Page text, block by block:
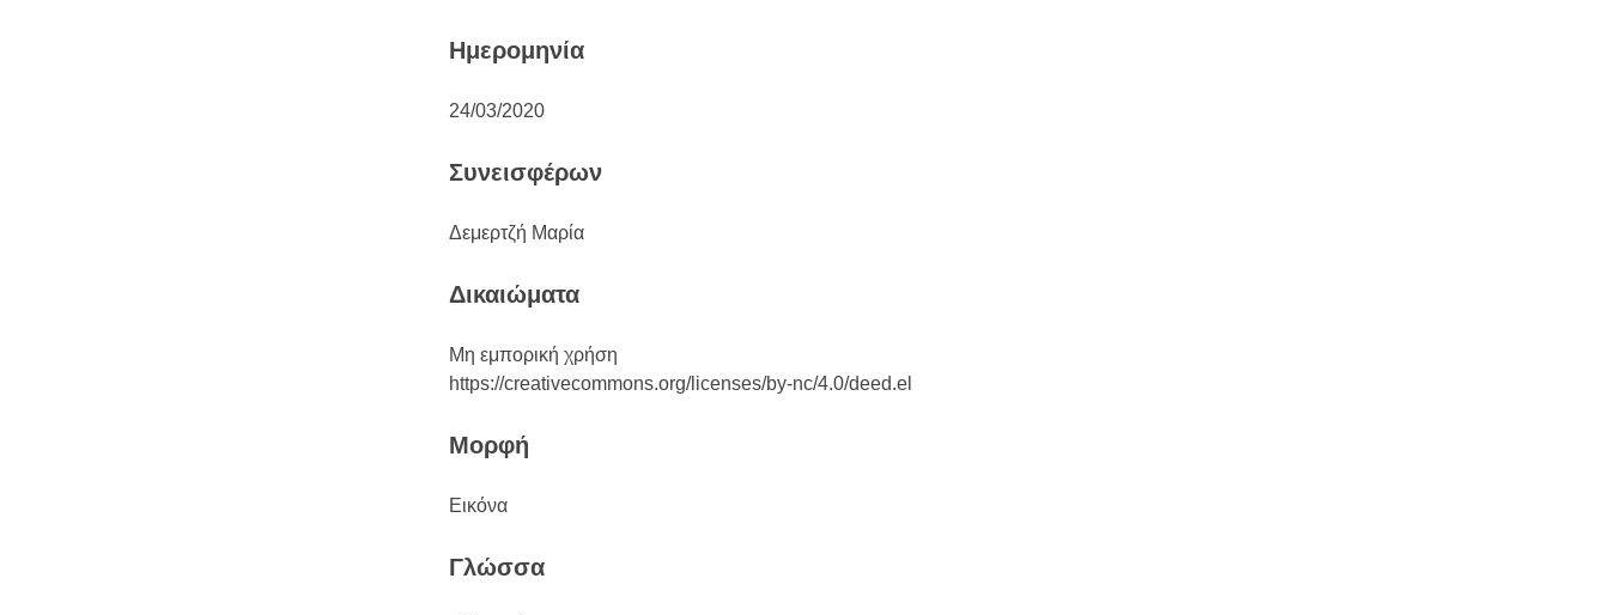
Ημερομηνία
24/03/2020
Συνεισφέρων
Δεμερτζή Μαρία
Δικαιώματα
Μη εμπορική χρήση
https://creativecommons.org/licenses/by-nc/4.0/deed.el
Μορφή
Εικόνα
Γλώσσα